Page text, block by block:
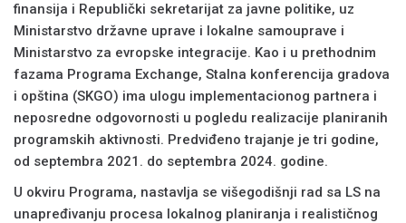
finansija i Republički sekretarijat za javne politike, uz
Ministarstvo državne uprave i lokalne samouprave i
Ministarstvo za evropske integracije. Kao i u prethodnim
fazama Programa Exchange, Stalna konferencija gradova
i opština (SKGO) ima ulogu implementacionog partnera i
neposredne odgovornosti u pogledu realizacije planiranih
programskih aktivnosti. Predviđeno trajanje je tri godine,
od septembra 2021. do septembra 2024. godine.
U okviru Programa, nastavlja se višegodišnji rad sa LS na
unapređivanju procesa lokalnog planiranja i realističnog